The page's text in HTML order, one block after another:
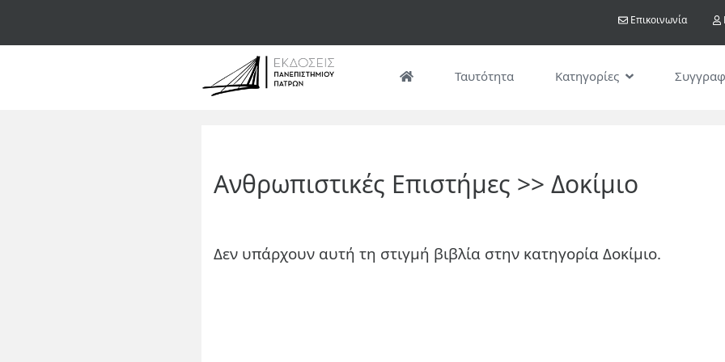
το
περιεχόμενο
User
Επικοινωνία
Ταυτότητα Κατηγορίες
Ανθρωπιστικές Επιστήμες >> Δοκίμιο
Δεν υπάρχουν αυτή τη στιγμή βιβλία στην κατηγορία Δοκίμιο.